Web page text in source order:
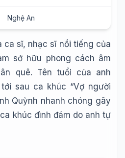
Nghệ An
ca sĩ, nhạc sĩ nổi tiếng của
sở hữu phong cách âm
quê. Tên tuổi của anh
sau ca khúc “Vợ người
Quỳnh nhanh chóng gây
khúc đình đám do anh tự